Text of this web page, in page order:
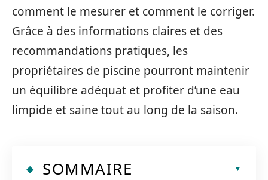
comment le mesurer et comment le corriger.
Grâce à des informations claires et des
recommandations pratiques, les
propriétaires de piscine pourront maintenir
un équilibre adéquat et profiter d’une eau
limpide et saine tout au long de la saison.
SOMMAIRE